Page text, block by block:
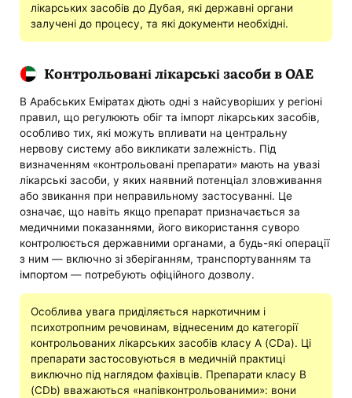
лікарських засобів до Дубая, які державні органи
залучені до процесу, та які документи необхідні.
Контрольовані лікарські засоби в ОАЕ
В Арабських Еміратах діють одні з найсуворіших у регіоні
правил, що регулюють обіг та імпорт лікарських засобів,
особливо тих, які можуть впливати на центральну
нервову систему або викликати залежність. Під
визначенням «контрольовані препарати» мають на увазі
лікарські засоби, у яких наявний потенціал зловживання
або звикання при неправильному застосуванні. Це
означає, що навіть якщо препарат призначається за
медичними показаннями, його використання суворо
контролюється державними органами, а будь-які операції
з ним — включно зі зберіганням, транспортуванням та
імпортом — потребують офіційного дозволу.
Особлива увага приділяється наркотичним і
психотропним речовинам, віднесеним до категорії
контрольованих лікарських засобів класу A (CDa). Ці
препарати застосовуються в медичній практиці
виключно під наглядом фахівців. Препарати класу B
(CDb) вважаються «напівконтрольованими»: вони